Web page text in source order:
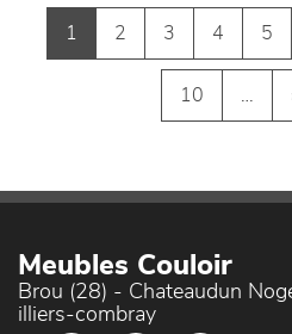
1 2 3 4 5
10
Meubles Couloir
Brou (28) - Chateaudun
illiers-combray